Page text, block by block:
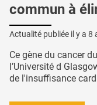
commun à
Actualité publiée il y a 8
Ce gène du cancer
l’Université d
de l'insuffisance